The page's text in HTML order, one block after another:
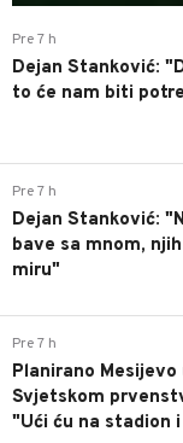
Pre 7 h
Dejan Stanković:
to će nam biti
Pre 7 h
Dejan Stanković:
bave sa mnom,
miru"
Pre 7 h
Planirano
Svjetskom
"Ući ću na stadion